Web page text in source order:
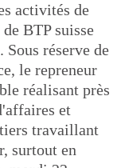
activités de
BTP suisse
réserve de
le repreneur
réalisant près
et
travaillant
surtout en